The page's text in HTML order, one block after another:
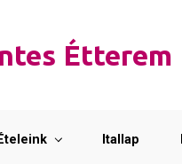
Étterem
Ételeink Itallap